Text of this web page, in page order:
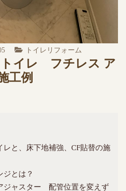
トイレリフォーム
トイレ フチレス ア
工例
レと、床下地補強、CF貼替の施
ジとは？
ジャスター 配管位置を変えず